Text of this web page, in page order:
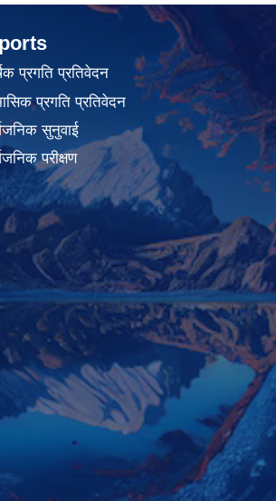
प्रगति प्रतिवेदन
प्रगति प्रतिवेदन
सुनुवाई
परीक्षण